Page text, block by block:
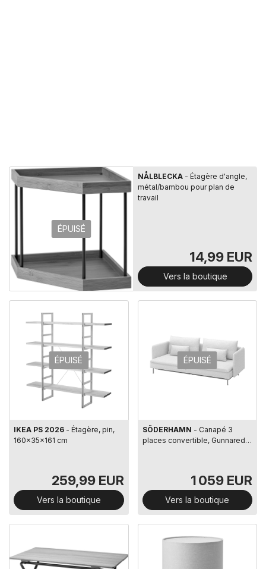
ÉPUISÉ
NÅLBLECKA - Étagère d'angle,
métal/bambou pour plan de
travail
14,99 EUR
Vers la boutique
ÉPUISÉ
IKEA PS 2026 - Étagère, pin,
160x35x161 cm
259,99 EUR
Vers la boutique
ÉPUISÉ
SÖDERHAMN - Canapé 3
places convertible, Gunnared
1 059 EUR
Vers la boutique